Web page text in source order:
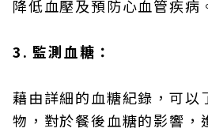
降低血壓及預防心血管疾病
3. 監測血糖：
藉由詳細的血糖紀錄，可以
物，對於餐後血糖的影響，